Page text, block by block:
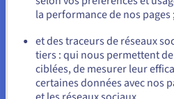
De nombreux problèmes urgents
intelligence humaine, du
santé publique en passant par
caractérisés par des variables
et par de grandes quantités de
analyses traditionnelles.
ou
Rester sur le site actuel
la performance de nos pages
et des traceurs de réseaux
tiers : qui nous permettent
ciblées, de mesurer leur
certaines données avec nos